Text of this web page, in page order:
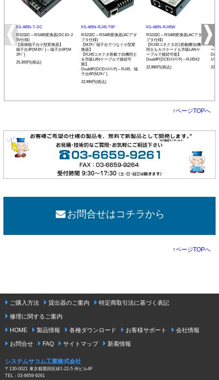
KS-485N-T-DC
RS232C⇔RS485変換器(DC10~2
5V仕様)
【両側端子台小型変換器】
端子台3P(M3ﾈｼﾞ)⇔端子台6P(M
3ﾈｼﾞ)
25,300円(税込)
KS-485N-RJ45-T6P
RS232C⇔RS485変換器(ACアダ
プタ仕様)
【M2ﾈｼﾞ端子台でつなぐ小型変
換器】
【RJ45コネクタ搭載で自機同士
を市販LANケーブルで接続可
能】
Dsub9P(DCE/ﾒｽ/ｲﾝﾁ)⇔RJ45、端
子台6P(M2ﾈｼﾞ)
22,990円(税込)
KS-485N-RJ45W
RS232C⇔RS485変換器(ACアダ
プタ仕様)
【RJ45コネクタ2口搭載機!自機
同士もカスケードも市販LANケ
ーブルで接続可能】
Dsub9P(DCE/ﾒｽ/ｲﾝﾁ)⇔RJ45X2
22,990円(税込)
【
ー
ｽ/ﾐﾘ)
↑ページTOPへ
お問合せはコチラから
↑ページTOPへ
ご購入方法 貸出器のご案内
特定商取引法に基づく表記
修理に関するご案内
HOME
製品情報 各種ダウンロード お客様サポート
会社情報
お問合せ
FAQ サイトマップ 新着情報
システムサコム工業株式会社
〒130-0021 東京都墨田区緑1-22-5 州ビル4F
TEL：03-6659-9261